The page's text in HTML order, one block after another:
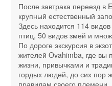
После завтрака переезд
крупный естественный
Здесь находится 114
птиц, 50 видов змей и
По дороге экскурсия в
жителей Ovahimba, где вы
жизни, привычками и
гордых людей, до сих пор
правилам своего племени.